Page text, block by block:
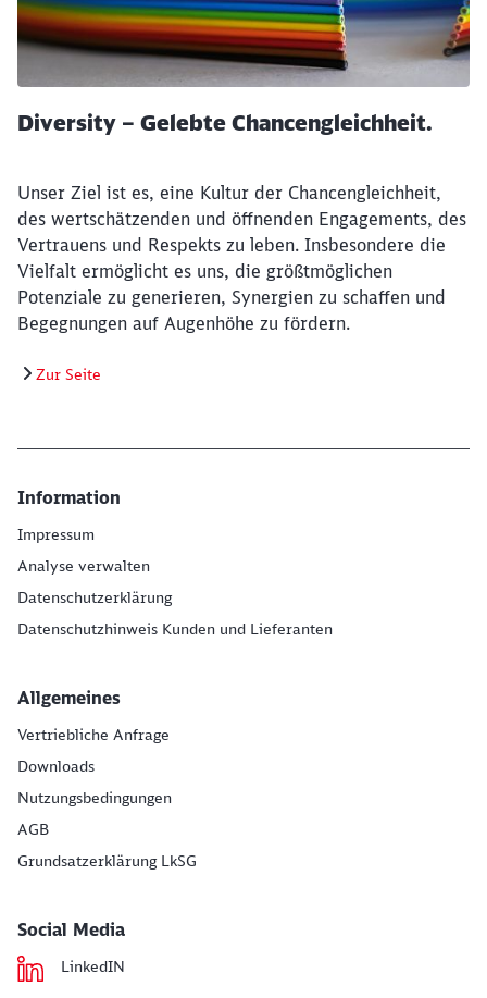
Diversity – Gelebte Chancengleichheit.
Unser Ziel ist es, eine Kultur der Chancengleichheit,
des wertschätzenden und öffnenden Engagements, des
Vertrauens und Respekts zu leben. Insbesondere die
Vielfalt ermöglicht es uns, die größtmöglichen
Potenziale zu generieren, Synergien zu schaffen und
Begegnungen auf Augenhöhe zu fördern.
Zur Seite
Information
Impressum
Analyse verwalten
Datenschutzerklärung
Datenschutzhinweis Kunden und Lieferanten
Allgemeines
Vertriebliche Anfrage
Downloads
Nutzungsbedingungen
AGB
Grundsatzerklärung LkSG
Social Media
LinkedIN